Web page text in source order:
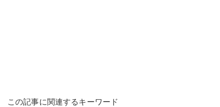
この記事に関連するキーワード